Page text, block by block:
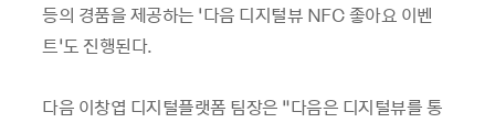
등의 경품을 제공하는 ‘다음 디지털뷰 NFC 좋아요 이벤
트’도 진행된다.
다음 이창엽 디지털플랫폼 팀장은 “다음은 디지털뷰를 통